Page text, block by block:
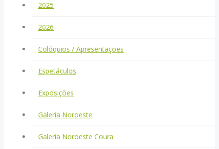
2025
2026
Colóquios / Apresentações
Espetáculos
Exposições
Galeria Noroeste
Galeria Noroeste Coura